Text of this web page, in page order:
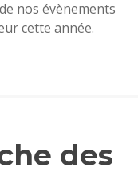
nos évènements
cette année.
des